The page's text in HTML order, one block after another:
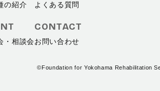
の紹介
・相談会
よくある質問
CONTACT
お問い合わせ
©Foundation for Yokohama Rehabilitation